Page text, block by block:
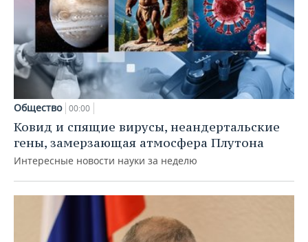
Общество 00:00
Ковид и спящие вирусы, неандертальские
гены, замерзающая атмосфера Плутона
Интересные новости науки за неделю